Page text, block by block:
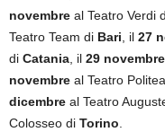
novembre al Teatro Verdi
Teatro Team di Bari , il 27
di Catania , il 29 novembre
novembre al Teatro
dicembre al Teatro
Colosseo di Torino